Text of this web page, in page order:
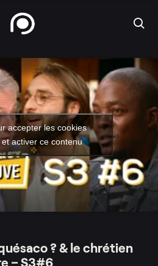
accepter les cookies
activer ce contenu
? & le chrétien
– S3#6